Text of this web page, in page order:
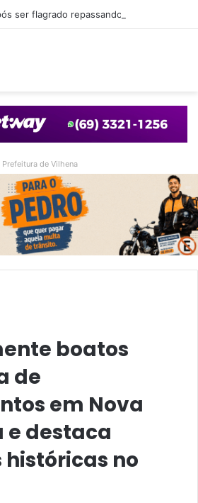
Prefeitura de Vilhena
boatos
de
em Nova
e destaca
no